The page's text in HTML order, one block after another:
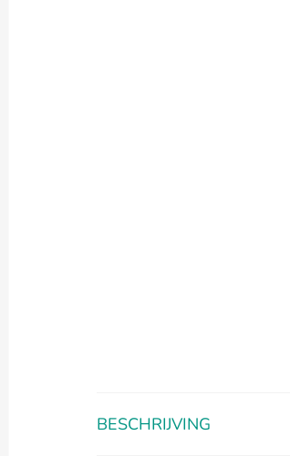
BESCHRIJVING